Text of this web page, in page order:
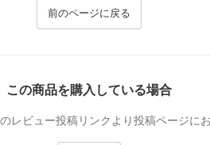
前のページに戻る
この商品を購入している場合
レビュー投稿リンクより投稿ページに